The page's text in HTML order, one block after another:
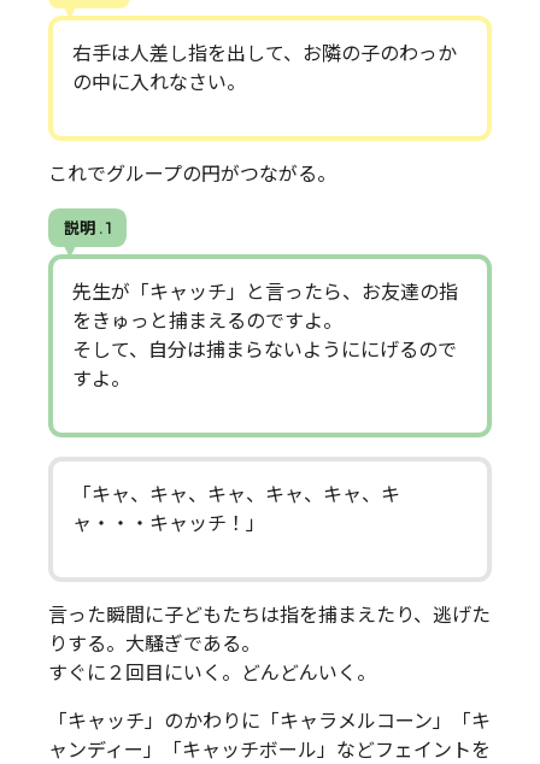
右手は人差し指を出して、お隣の子のわっか
の中に入れなさい。
これでグループの円がつながる。
説明 . 1
先生が「キャッチ」と言ったら、お友達の指
をきゅっと捕まえるのですよ。
そして、自分は捕まらないようににげるので
すよ。
「キャ、キャ、キャ、キャ、キャ、キ
ャ・・・キャッチ！」
言った瞬間に子どもたちは指を捕まえたり、逃げた
りする。大騒ぎである。
すぐに２回目にいく。どんどんいく。
「キャッチ」のかわりに「キャラメルコーン」「キ
ャンディー」「キャッチボール」などフェイントを